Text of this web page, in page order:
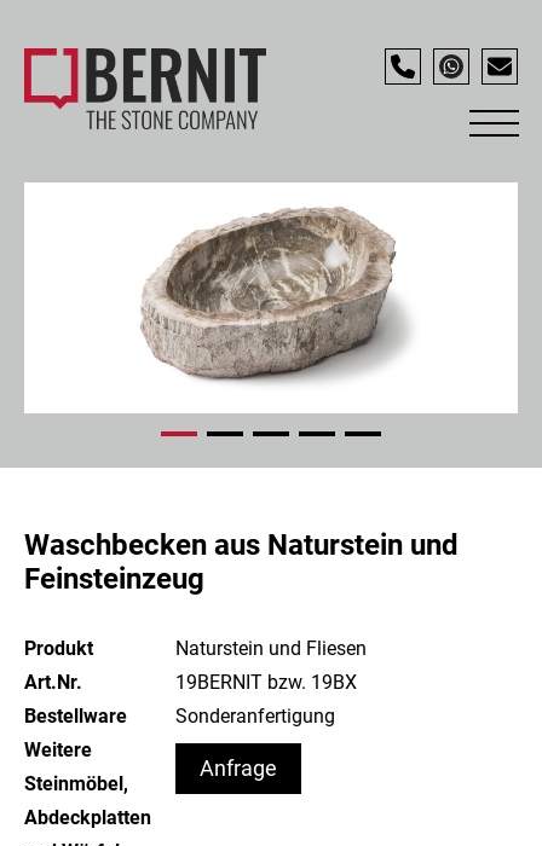
Waschbecken aus Naturstein und
Feinsteinzeug
Produkt
Naturstein und Fliesen
Art.Nr.
19BERNIT bzw. 19BX
Bestellware
Sonderanfertigung
Weitere
Steinmöbel,
Abdeckplatten
Anfrage